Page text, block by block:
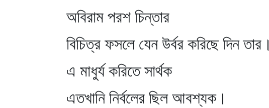
অবিরাম পরশ চিন্তার
বিচিত্র ফসলে যেন উর্বর করিছে দিন তার।
এ মাধুর্য করিতে সার্থক
এতখানি নির্বলের ছিল আবশ্যক।